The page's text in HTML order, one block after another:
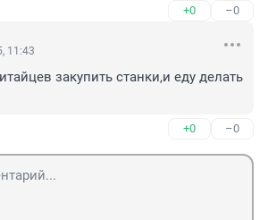
+0 –0
11:43
закупить станки,и еду делать
+0 –0